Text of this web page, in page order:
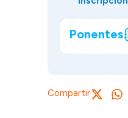
Ponentes
Compartir